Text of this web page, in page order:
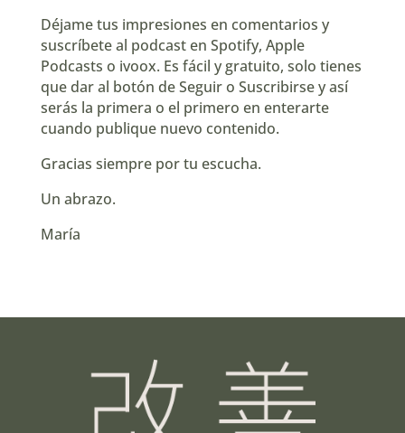
Déjame tus impresiones en comentarios y
suscríbete al podcast en Spotify, Apple
Podcasts o ivoox. Es fácil y gratuito, solo tienes
que dar al botón de Seguir o Suscribirse y así
serás la primera o el primero en enterarte
cuando publique nuevo contenido.
Gracias siempre por tu escucha.
Un abrazo.
María